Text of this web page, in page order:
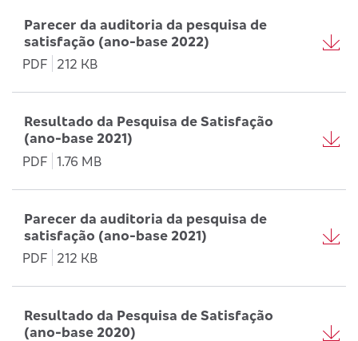
Parecer da auditoria da pesquisa de
satisfação (ano-base 2022)
PDF
212 KB
Resultado da Pesquisa de Satisfação
(ano-base 2021)
PDF 1.76 MB
Parecer da auditoria da pesquisa de
satisfação (ano-base 2021)
PDF
212 KB
Resultado da Pesquisa de Satisfação
(ano-base 2020)